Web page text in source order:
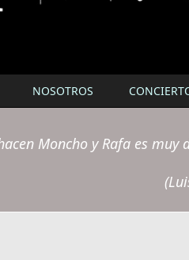
NOSOTROS
Moncho y Rafa es